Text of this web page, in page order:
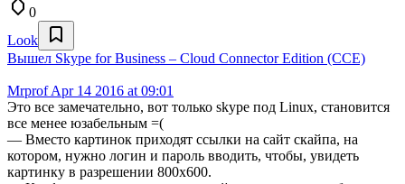
0
Look
Вышел Skype for Business – Cloud Connector Edition (CCE)
MrprofApr 14 2016 at 09:01
Это все замечательно, вот только skype под Linux, становится
все менее юзабельным =(
— Вместо картинок приходят ссылки на сайт скайпа, на
котором, нужно логин и пароль вводить, чтобы, увидеть
картинку в разрешении 800х600.